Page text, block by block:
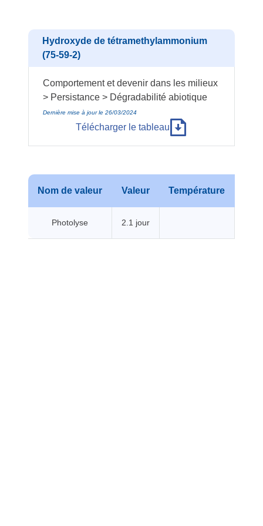
Hydroxyde de tétramethylammonium
(75-59-2)
Comportement et devenir dans les milieux
> Persistance > Dégradabilité abiotique
Dernière mise à jour le 26/03/2024
Télécharger le tableau
Nom de valeur Valeur Température
Photolyse 2.1 jour